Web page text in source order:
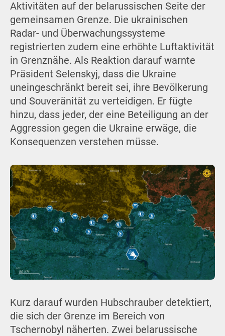
Aktivitäten auf der belarussischen Seite der
gemeinsamen Grenze. Die ukrainischen
Radar- und Überwachungssysteme
registrierten zudem eine erhöhte Luftaktivität
in Grenznähe. Als Reaktion darauf warnte
Präsident Selenskyj, dass die Ukraine
uneingeschränkt bereit sei, ihre Bevölkerung
und Souveränität zu verteidigen. Er fügte
hinzu, dass jeder, der eine Beteiligung an der
Aggression gegen die Ukraine erwäge, die
Konsequenzen verstehen müsse.
Kurz darauf wurden Hubschrauber detektiert,
die sich der Grenze im Bereich von
Tschernobyl näherten. Zwei belarussische